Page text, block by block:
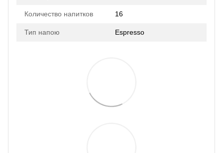
Количество напитков 16
Тип напою Espresso